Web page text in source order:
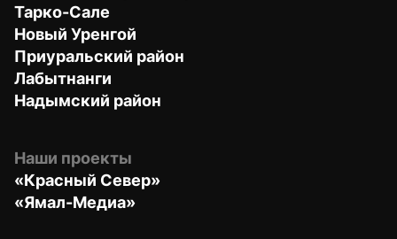
Тарко-Сале
Новый Уренгой
Приуральский район
Лабытнанги
Надымский район
Наши проекты
«Красный Север»
«Ямал-Медиа»